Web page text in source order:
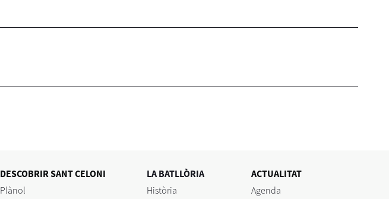
DESCOBRIR SANT CELONI
Plànol
LA BATLLÒRIA
Història
ACTUALITAT
Agenda